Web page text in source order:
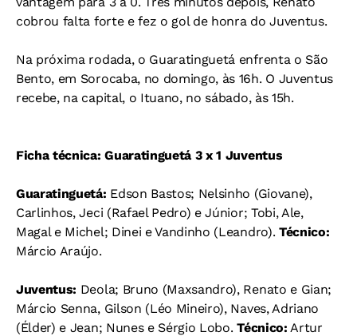
cobrou falta forte e fez o gol de honra do Juventus.
Na próxima rodada, o Guaratinguetá enfrenta o São
Bento, em Sorocaba, no domingo, às 16h. O Juventus
recebe, na capital, o Ituano, no sábado, às 15h.
Ficha técnica: Guaratinguetá 3 x 1 Juventus
Guaratinguetá: Edson Bastos; Nelsinho (Giovane),
Carlinhos, Jeci (Rafael Pedro) e Júnior; Tobi, Ale,
Magal e Michel; Dinei e Vandinho (Leandro). Técnico:
Márcio Araújo.
Juventus: Deola; Bruno (Maxsandro), Renato e Gian;
Márcio Senna, Gilson (Léo Mineiro), Naves, Adriano
(Élder) e Jean; Nunes e Sérgio Lobo.Técnico: Artur